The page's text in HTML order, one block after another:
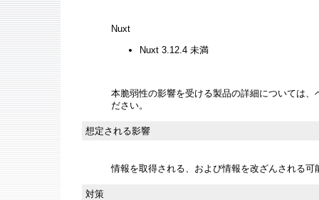
Nuxt
Nuxt 3.12.4 未満
本脆弱性の影響を受ける製品の詳細については
ださい。
想定される影響
情報を取得される、および情報を改ざんされる可
対策